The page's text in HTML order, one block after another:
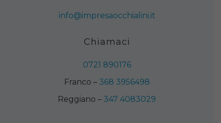
info@impresaocchialini.it
Chiamaci
0721 890176
Franco – 368 3956498
Reggiano – 347 4083029